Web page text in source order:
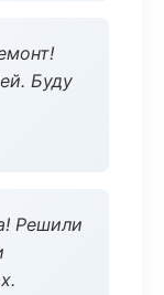
Буду
Решили